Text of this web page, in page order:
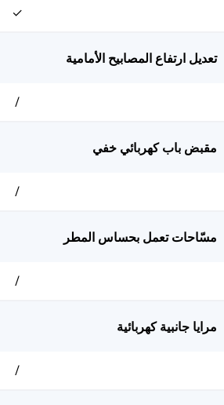
✓
تعديل ارتفاع المصابيح الأمامية
/
مقبض باب كهربائي خفي
/
مسّاحات تعمل بحساس المطر
/
مرايا جانبية كهربائية
/